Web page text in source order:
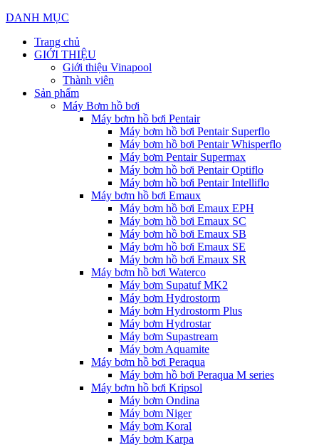
DANH MỤC
Trang chủ
GIỚI THIỆU
Giới thiệu Vinapool
Thành viên
Sản phẩm
Máy Bơm hồ bơi
Máy bơm hồ bơi Pentair
Máy bơm hồ bơi Pentair Superflo
Máy bơm hồ bơi Pentair Whisperflo
Máy bơm Pentair Supermax
Máy bơm hồ bơi Pentair Optiflo
Máy bơm hồ bơi Pentair Intelliflo
Máy bơm hồ bơi Emaux
Máy bơm hồ bơi Emaux EPH
Máy bơm hồ bơi Emaux SC
Máy bơm hồ bơi Emaux SB
Máy bơm hồ bơi Emaux SE
Máy bơm hồ bơi Emaux SR
Máy bơm hồ bơi Waterco
Máy bơm Supatuf MK2
Máy bơm Hydrostorm
Máy bơm Hydrostorm Plus
Máy bơm Hydrostar
Máy bơm Supastream
Máy bơm Aquamite
Máy bơm hồ bơi Peraqua
Máy bơm hồ bơi Peraqua M series
Máy bơm hồ bơi Kripsol
Máy bơm Ondina
Máy bơm Niger
Máy bơm Koral
Máy bơm Karpa